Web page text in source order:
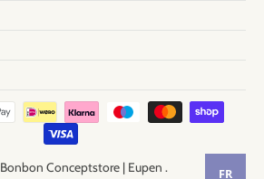
Bonbon Conceptstore | Eupen . FR